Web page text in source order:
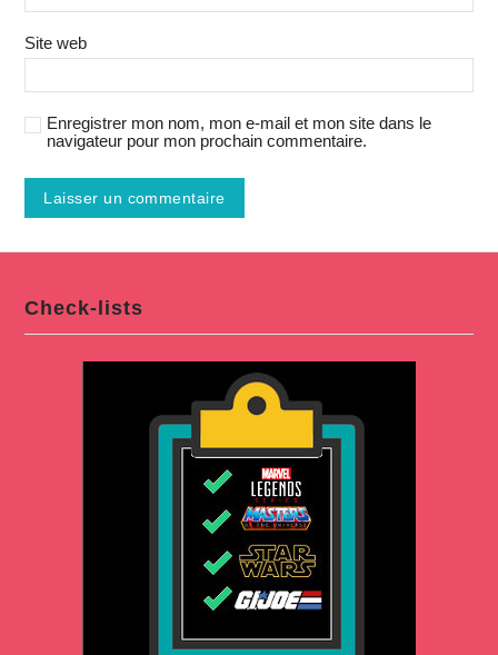
Site web
Enregistrer mon nom, mon e-mail et mon site dans le
navigateur pour mon prochain commentaire.
Check-lists